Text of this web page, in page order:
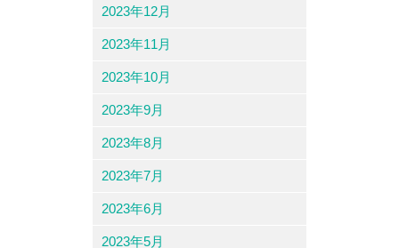
2023年12月
2023年11月
2023年10月
2023年9月
2023年8月
2023年7月
2023年6月
2023年5月